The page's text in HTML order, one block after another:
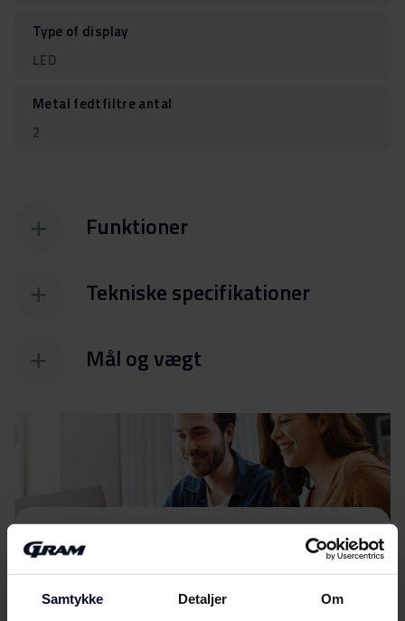
Samtykke Detaljer Om
Type of display
LED
Metal fedtfiltre antal
2
Funktioner
Tekniske specifikationer
Mål og vægt
Filer